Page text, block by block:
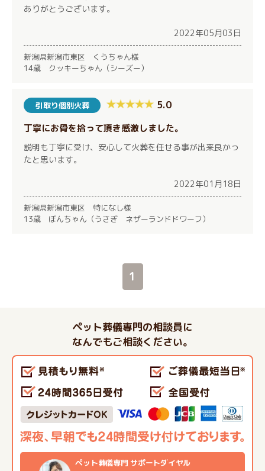
ありがとうございます。
2022年05月03日
新潟県新潟市東区 くうちゃん様
14歳 クッキーちゃん（シーズー）
引取り個別火葬 5.0
丁寧にお骨を拾って頂き感激しました。
説明も丁寧に受け、安心して火葬を任せる事が出来良かっ
たと思います。
2022年01月18日
新潟県新潟市東区 特になし様
13歳 ぼんちゃん（うさぎ ネザーランドドワーフ）
1
ペット葬儀専門の相談員に
なんでもご相談ください。
ペット葬儀専門 サポートダイヤル